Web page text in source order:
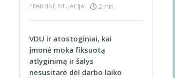
PRAKTINĖ SITUACIJA | 2 min.
VDU ir atostoginiai, kai
įmonė moka fiksuotą
atlyginimą ir šalys
nesusitarė dėl darbo laiko